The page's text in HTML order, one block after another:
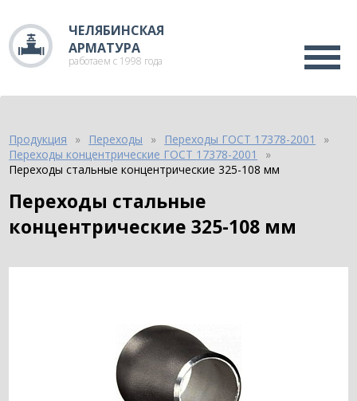
ЧЕЛЯБИНСКАЯ
АРМАТУРА
работаем с 1998 года
Продукция Переходы
Переходы ГОСТ 17378-2001
Переходы концентрические ГОСТ 17378-2001
Переходы стальные концентрические 325-108 мм
Переходы стальные
концентрические 325-108 мм